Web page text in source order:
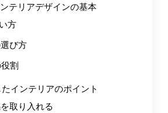
テリアデザインの基本
方
び方
割
インテリアのポイント
取り入れる